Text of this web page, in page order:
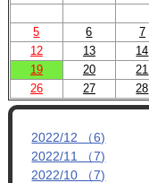
5
6 7
12
13 14
19
20 21
26
27 28
2022/12 （6)
2022/11 （7)
2022/10 （7)